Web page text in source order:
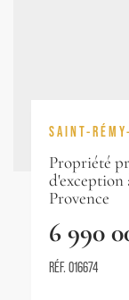
SAINT-
Propriété
d'exception
Provence
6 990
RÉF. 016674